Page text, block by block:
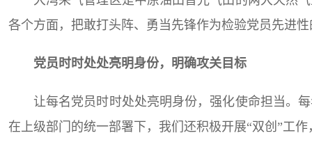
各个方面，把敢打头阵、勇当先锋作为检验党员先进
党员时时处处亮明身份，明确攻关目标
让每名党员时时处处亮明身份，强化使命担当。
在上级部门的统一部署下，我们还积极开展“双创”工